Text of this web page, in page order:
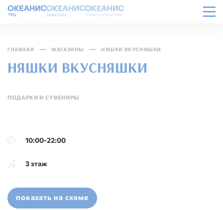
ГЛАВНАЯ МАГАЗИНЫ НЯШКИ ВКУСНЯШКИ
НЯШКИ ВКУСНЯШКИ
ПОДАРКИ И СУВЕНИРЫ
10:00-22:00
3 этаж
показать на схеме